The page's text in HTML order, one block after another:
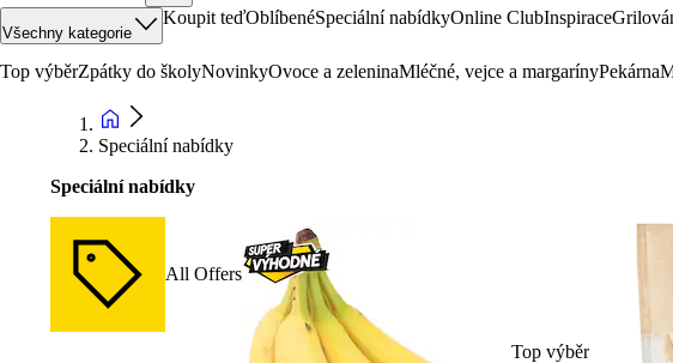
Všechny kategorie
Koupit teďOblíbenéSpeciální nabídkyOnline ClubInspirace
Top výběrZpátky do školyNovinkyOvoce a zeleninaMléčné, vejce a margarínyPekárna
Speciální nabídky
Speciální nabídky
All Offers
Top výběr